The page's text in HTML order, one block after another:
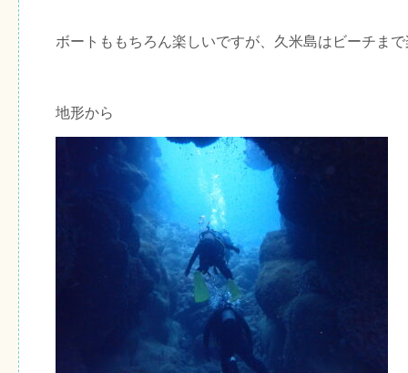
ボートももちろん楽しいですが、久米島はビーチま
地形から